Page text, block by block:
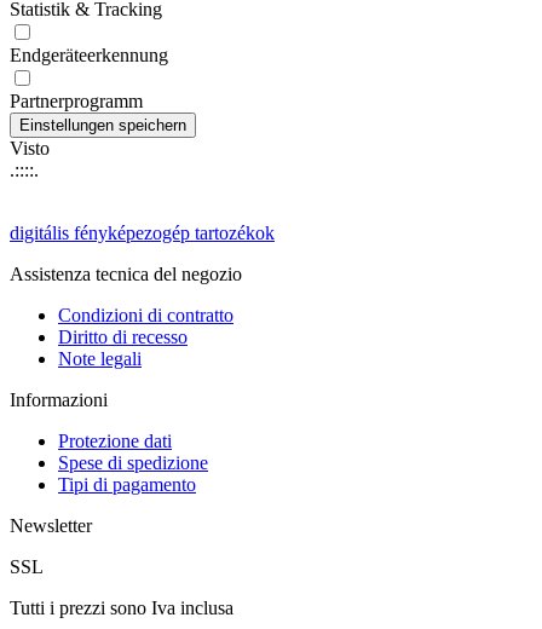
Statistik & Tracking
Endgeräteerkennung
Partnerprogramm
Visto
.::::.
digitális fényképezogép tartozékok
Assistenza tecnica del negozio
Condizioni di contratto
Diritto di recesso
Note legali
Informazioni
Protezione dati
Spese di spedizione
Tipi di pagamento
Newsletter
SSL
Tutti i prezzi sono Iva inclusa